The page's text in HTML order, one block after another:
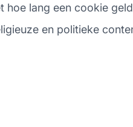
hoe lang een cookie
en politieke